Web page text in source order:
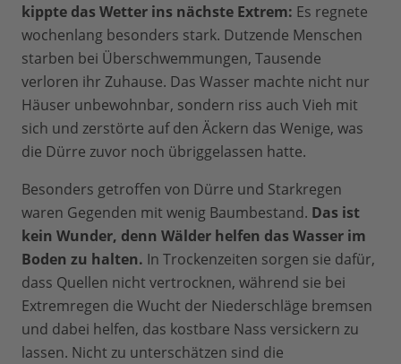
kippte das Wetter ins nächste Extrem: Es regnete
wochenlang besonders stark. Dutzende Menschen
starben bei Überschwemmungen, Tausende
verloren ihr Zuhause. Das Wasser machte nicht nur
Häuser unbewohnbar, sondern riss auch Vieh mit
sich und zerstörte auf den Äckern das Wenige, was
die Dürre zuvor noch übriggelassen hatte.
Besonders getroffen von Dürre und Starkregen
waren Gegenden mit wenig Baumbestand. Das ist
kein Wunder, denn Wälder helfen das Wasser im
Boden zu halten. In Trockenzeiten sorgen sie dafür,
dass Quellen nicht vertrocknen, während sie bei
Extremregen die Wucht der Niederschläge bremsen
und dabei helfen, das kostbare Nass versickern zu
lassen. Nicht zu unterschätzen sind die